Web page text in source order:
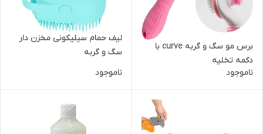
برس مو سگ و گربه curve با
دکمه تخلیه
ناموجود
لیف حمام سیلیکونی مخزن دار
سگ و گربه
ناموجود